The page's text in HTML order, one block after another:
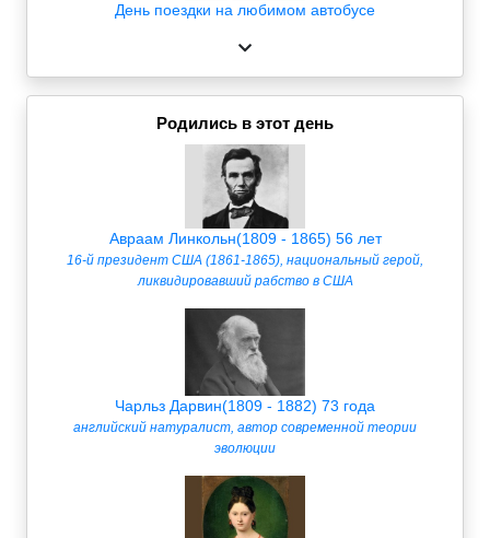
День поездки на любимом автобусе
Родились в этот день
Авраам Линкольн(1809 - 1865) 56 лет
16-й президент США (1861-1865), национальный герой,
ликвидировавший рабство в США
Чарльз Дарвин(1809 - 1882) 73 года
английский натуралист, автор современной теории
эволюции